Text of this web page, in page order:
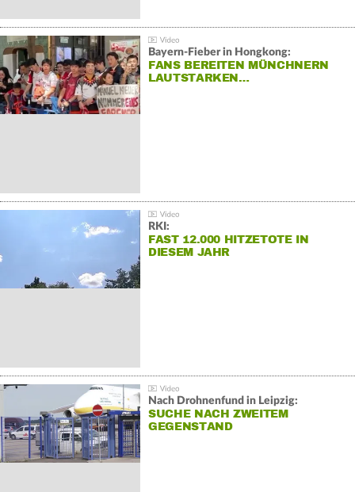
Bayern-Fieber in Hongkong:
FANS BEREITEN MÜNCHNERN
LAUTSTARKEN…
RKI:
FAST 12.000 HITZETOTE IN
DIESEM JAHR
Nach Drohnenfund in Leipzig:
SUCHE NACH ZWEITEM
GEGENSTAND